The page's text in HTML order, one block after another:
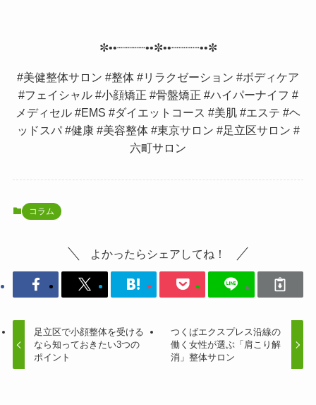
✼••┈┈┈┈••✼••┈┈┈┈••✼
#美健整体サロン #整体 #リラクゼーション #ボディケア
#フェイシャル #小顔矯正 #骨盤矯正 #ハイパーナイフ #
メディセル #EMS #ダイエットコース #美肌 #エステ #ヘ
ッドスパ #健康 #美容整体 #東京サロン #足立区サロン #
六町サロン
コラム
よかったらシェアしてね！
足立区で小顔整体を受ける
なら知っておきたい3つの
ポイント
つくばエクスプレス沿線の
働く女性が選ぶ「肩こり解
消」整体サロン